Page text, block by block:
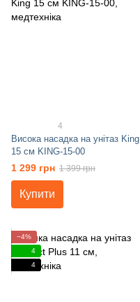
4
Висока насадка на унітаз King
15 см KING-15-00
1 299 грн 1 399 грн
Купити
−4%
4
4